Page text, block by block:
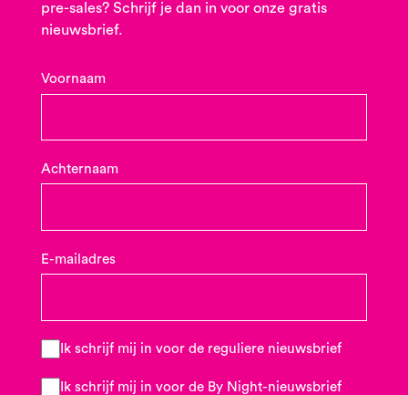
pre-sales? Schrijf je dan in voor onze gratis
nieuwsbrief.
Voornaam
Achternaam
E-mailadres
Ik schrijf mij in voor de reguliere nieuwsbrief
Ik schrijf mij in voor de By Night-nieuwsbrief